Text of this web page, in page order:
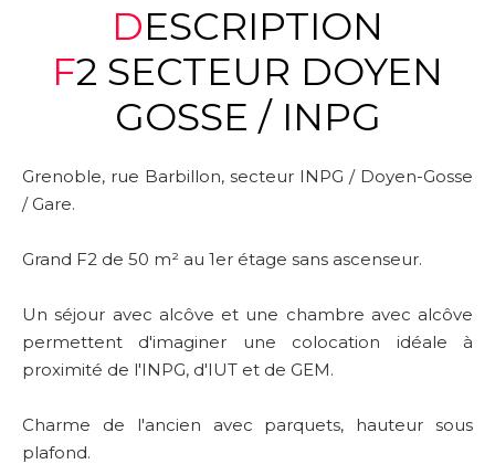
DESCRIPTION
F2 SECTEUR DOYEN
GOSSE / INPG
Grenoble, rue Barbillon, secteur INPG / Doyen-Gosse
/ Gare.
Grand F2 de 50 m² au 1er étage sans ascenseur.
Un séjour avec alcôve et une chambre avec alcôve
permettent d'imaginer une colocation idéale à
proximité de l'INPG, d'IUT et de GEM.
Charme de l'ancien avec parquets, hauteur sous
plafond.